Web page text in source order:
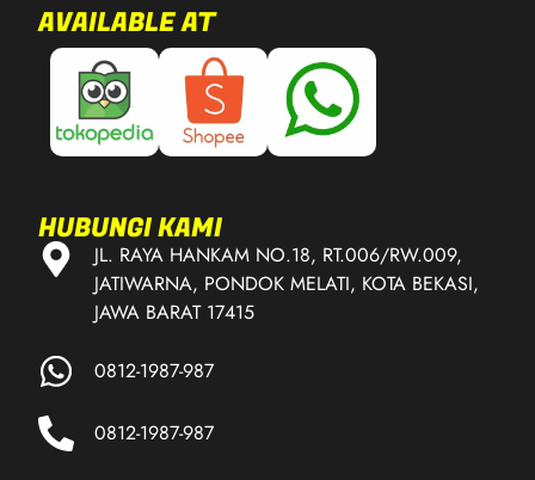
AVAILABLE AT
HUBUNGI KAMI
JL. RAYA HANKAM NO.18, RT.006/RW.009,
JATIWARNA, PONDOK MELATI, KOTA BEKASI,
JAWA BARAT 17415
0812-1987-987
0812-1987-987